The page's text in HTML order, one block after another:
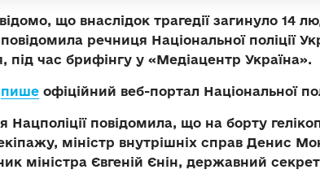
що внаслідок трагедії загинуло 14
речниця Національної поліції
під час брифінгу у «Медіацентр Україна».
пише офіційний веб-портал Національної
Нацполіції повідомила, що на борту
міністр внутрішніх справ Денис
міністра Євгеній Єнін, державний